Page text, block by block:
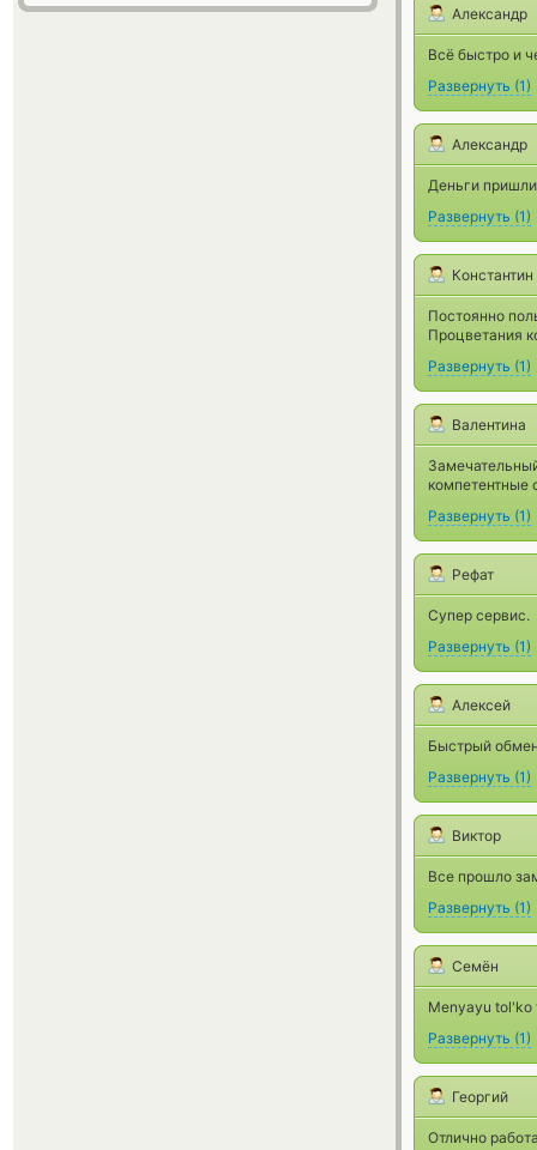
Александр
Всё быстро и
Развернуть (1)
Александр
Деньги
Развернуть (1)
Константин
Постоянно
Процветания
Развернуть (1)
Валентина
компетентные
Развернуть (1)
Рефат
Супер сервис.
Развернуть (1)
Алексей
Быстрый
Развернуть (1)
Виктор
Все прошло
Развернуть (1)
Семён
Menyayu tol'ko
Развернуть (1)
Георгий
Отлично